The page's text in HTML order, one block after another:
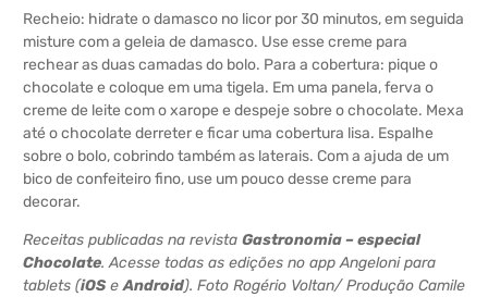
Recheio: hidrate o damasco no licor por 30 minutos, em seguida
misture com a geleia de damasco. Use esse creme para
rechear as duas camadas do bolo. Para a cobertura: pique o
chocolate e coloque em uma tigela. Em uma panela, ferva o
creme de leite com o xarope e despeje sobre o chocolate. Mexa
até o chocolate derreter e ficar uma cobertura lisa. Espalhe
sobre o bolo, cobrindo também as laterais. Com a ajuda de um
bico de confeiteiro fino, use um pouco desse creme para
decorar.
Receitas publicadas na revista Gastronomia – especial
Chocolate. Acesse todas as edições no app Angeloni para
tablets (iOS eAndroid). Foto Rogério Voltan/ Produção Camile